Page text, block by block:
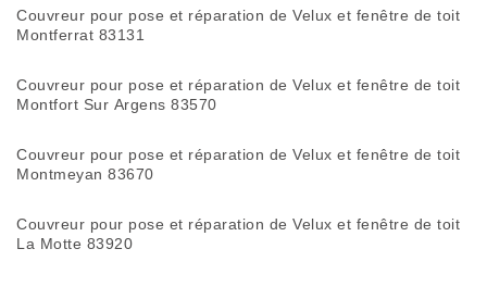
Couvreur pour pose et réparation de Velux et fenêtre de toit
Montferrat 83131
Couvreur pour pose et réparation de Velux et fenêtre de toit
Montfort Sur Argens 83570
Couvreur pour pose et réparation de Velux et fenêtre de toit
Montmeyan 83670
Couvreur pour pose et réparation de Velux et fenêtre de toit
La Motte 83920